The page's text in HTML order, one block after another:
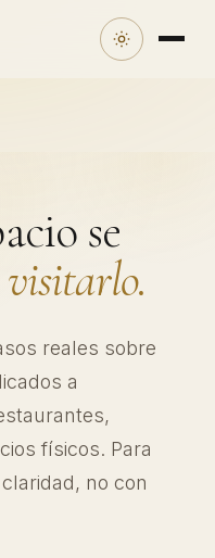
se
visitarlo.
reales sobre
a
físicos. Para
no con